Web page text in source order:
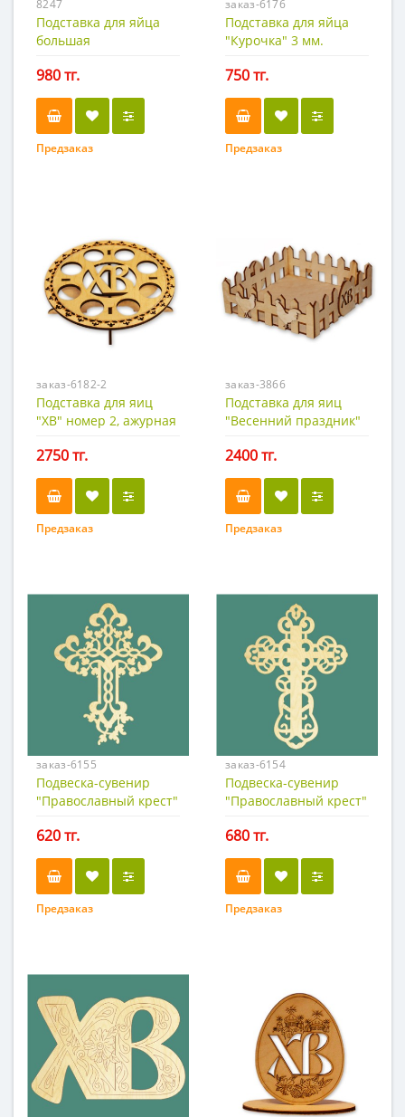
8247
Подставка для яйца
большая
980 тг.
Предзаказ
заказ-6176
Подставка для яйца
"Курочка" 3 мм.
750 тг.
Предзаказ
заказ-6182-2
Подставка для яиц
"ХВ" номер 2, ажурная
2750 тг.
Предзаказ
заказ-3866
Подставка для яиц
"Весенний праздник"
2400 тг.
Предзаказ
заказ-6155
Подвеска-сувенир
"Православный крест"
620 тг.
Предзаказ
заказ-6154
Подвеска-сувенир
"Православный крест"
680 тг.
Предзаказ